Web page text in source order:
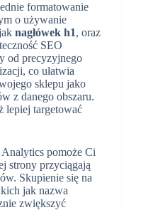
formatowanie
o używanie
nagłówek h1, oraz
SEO
od precyzyjnego
co ułatwia
sklepu jako
z danego obszaru.
lepiej targetować
pomoże Ci
strony przyciągają
Skupienie się na
jak nazwa
zwiększyć